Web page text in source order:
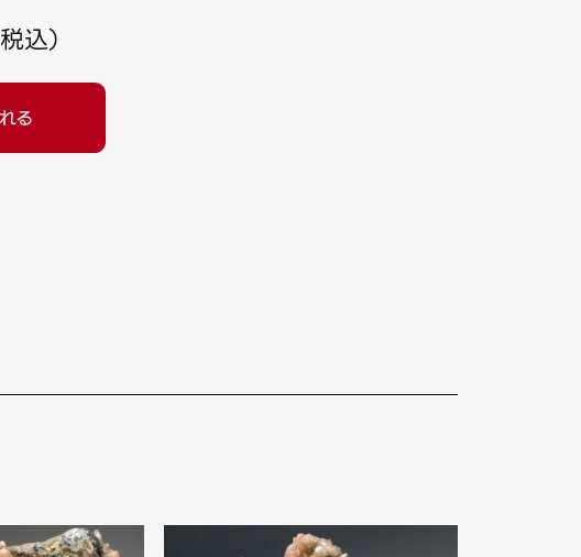
税込）